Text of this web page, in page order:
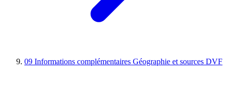
09 Informations complémentaires Géographie et sources DVF